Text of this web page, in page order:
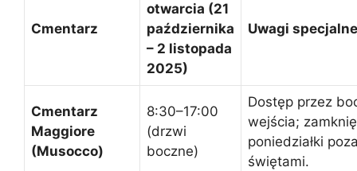
Cmentarz
otwarcia (21
października
– 2 listopada
2025)
Uwagi specjalne
Cmentarz
Maggiore
(Musocco)
8:30–17:00
(drzwi
boczne)
Dostęp przez
wejścia;
poniedziałki
świętami.